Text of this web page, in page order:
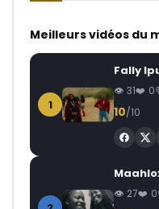
Meilleurs vidéos du
1
Fally
31 0
10/10
27 0